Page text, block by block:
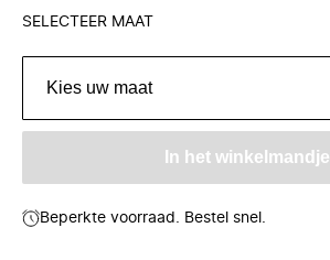
SELECTEER MAAT
Kies uw maat
In het winkelmandje
Beperkte voorraad. Bestel snel.